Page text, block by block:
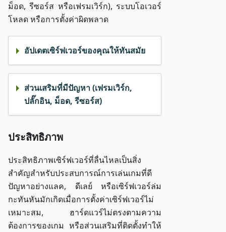
ม็อด, รีซอร์ส หรือเฟรมเวิร์ก), ระบบโอเวอร์
โหลด หรือการตั้งค่าผิดพลาด
อัปเดตเซิร์ฟเวอร์ของคุณให้ทันสมัย
ส่วนเสริมที่มีปัญหา (เฟรมเวิร์ก,
ปลั๊กอิน, ม็อด, รีซอร์ส)
ประสิทธิภาพ
ประสิทธิภาพเซิร์ฟเวอร์ที่ลื่นไหลเป็นสิ่ง
สำคัญสำหรับประสบการณ์การเล่นเกมที่ดี
ปัญหาอย่างแลค, ดีเลย์ หรือเซิร์ฟเวอร์ล่ม
กะทันหันมักเกิดเมื่อการตั้งค่าเซิร์ฟเวอร์ไม่
เหมาะสม, ฮาร์ดแวร์ไม่ตรงตามความ
ต้องการของเกม หรือส่วนเสริมที่ติดตั้งทำให้